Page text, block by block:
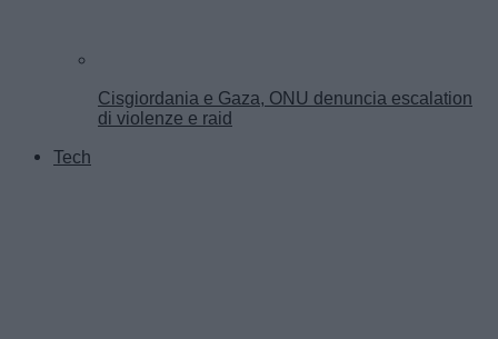
Cisgiordania e Gaza, ONU denuncia escalation
di violenze e raid
Tech